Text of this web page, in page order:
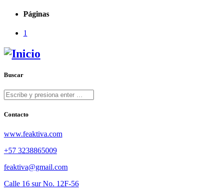
Páginas
1
Buscar
Contacto
www.feaktiva.com
+57 3238865009
feaktiva@gmail.com
Calle 16 sur No. 12F-56